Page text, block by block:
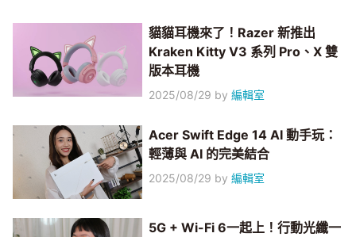
貓貓耳機來了！Razer 新推出
Kraken Kitty V3 系列 Pro、X 雙
版本耳機
2025/08/29 by編輯室
Acer Swift Edge 14 AI 動手玩：
輕薄與 AI 的完美結合
2025/08/29 by編輯室
5G + Wi-Fi 6一起上！行動光纖一